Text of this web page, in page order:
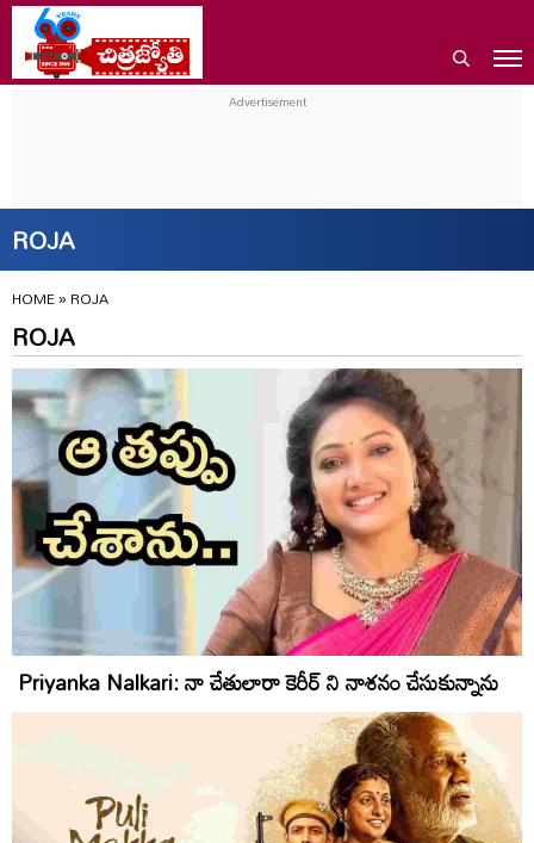
ROJA
HOME»ROJA
ROJA
Priyanka Nalkari: నా చేతులారా కెరీర్ ని నాశనం చేసుకున్నాను